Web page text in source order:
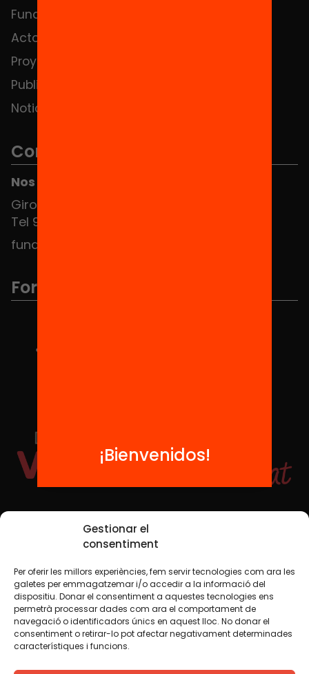
Gestionar el
consentiment
Per oferir les millors experiències, fem servir tecnologies com ara les
galetes per emmagatzemar i/o accedir a la informació del
dispositiu. Donar el consentiment a aquestes tecnologies ens
permetrà processar dades com ara el comportament de
navegació o identificadors únics en aquest lloc. No donar el
consentiment o retirar-lo pot afectar negativament determinades
característiques i funcions.
Fundación
Actos
Proyectos
Publicaciones y vídeos
Noticias
Contacto
Nos puedes encontrar en el HUB Social
Girona 34, interior 08010 Barcelona
Tel 934 588 700
fundacio@equitat.org
Formamos parte de...
Redes sociales
TWT YTB IG FB IN
Aviso legalPolítica de cookies
¡Bienvenidos!